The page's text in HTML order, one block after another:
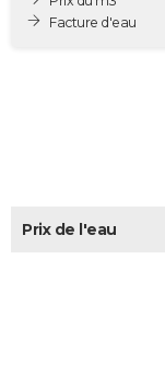
Destinations
City break
Voyage nature
Voyage de noces
Forum
Climat
PHOTOFacture d'eau
Prix de l'eau